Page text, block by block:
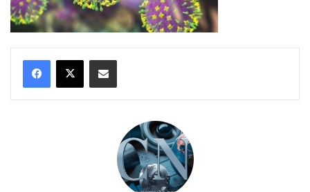
Compartir por correo electrónico